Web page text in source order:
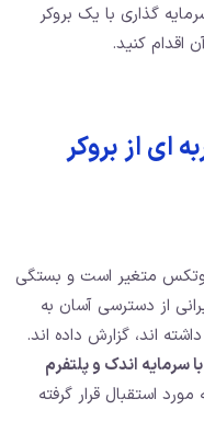
گذاری با یک بروکر
اقدام کنید.
ای از بروکر
کوتکس متغیر است و بستگی
از دسترسی آسان به
اند، گزارش داده اند.
سرمایه اندک و پلتفرم
استقبال قرار گرفته